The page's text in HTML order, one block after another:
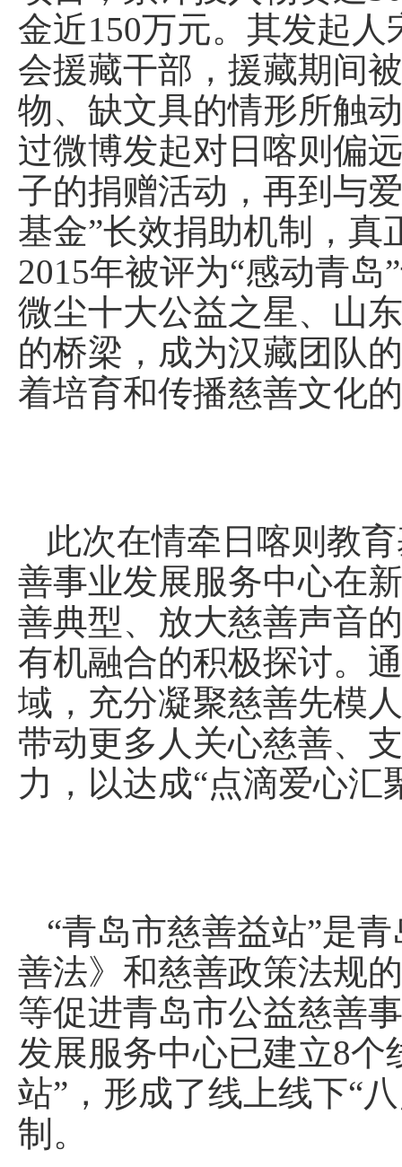
金近150万元。其发起
会援藏干部，援藏期间
物、缺文具的情形所触
过微博发起对日喀则偏
子的捐赠活动，再到与
基金”长效捐助机制，真
2015年被评为“感动青
微尘十大公益之星、山
的桥梁，成为汉藏团队
着培育和传播慈善文化
此次在情牵日喀则教
善事业发展服务中心在
善典型、放大慈善声音
有机融合的积极探讨。
域，充分凝聚慈善先模
带动更多人关心慈善、
力，以达成“点滴爱心汇
“青岛市慈善益站”是
善法》和慈善政策法规
等促进青岛市公益慈善
发展服务中心已建立8个
站”，形成了线上线下“
制。